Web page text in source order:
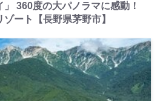
」 360度の大パノラマに感動！
ート【長野県茅野市】